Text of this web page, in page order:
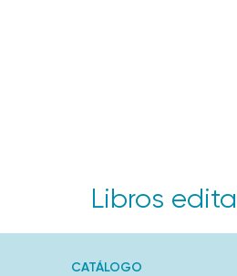
Libros
CATÁLOGO